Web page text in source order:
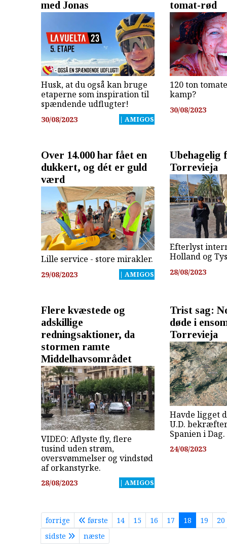
med Jonas
Husk, at du også kan bruge
etaperne som inspiration til
spændende udflugter!
30/08/2023 | AMIGOS
tomat-rød
120 ton
kamp?
30/08/2023
Over 14.000 har fået en
dukkert, og dét er guld
værd
Lille service - store mirakler.
29/08/2023 | AMIGOS
Ubehagelig
Torrevieja
Efterlyst
Holland og
28/08/2023
Flere kvæstede og
adskillige
redningsaktioner, da
stormen ramte
Middelhavsområdet
VIDEO: Aflyste fly, flere
tusind uden strøm,
oversvømmelser og vindstød
af orkanstyrke.
28/08/2023 | AMIGOS
Trist sag:
døde i
Torrevieja
Havde ligget
U.D.
Spanien i Dag.
24/08/2023
forrige første 14 15 16 17 18 19
20
sidste
næste